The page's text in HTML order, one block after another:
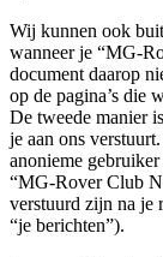
Wij kunnen ook
wanneer je “MG-
document daarop
op de pagina’s die
De tweede manier
je aan ons
anonieme
“MG-Rover Club
verstuurd zijn na je
“je berichten”).